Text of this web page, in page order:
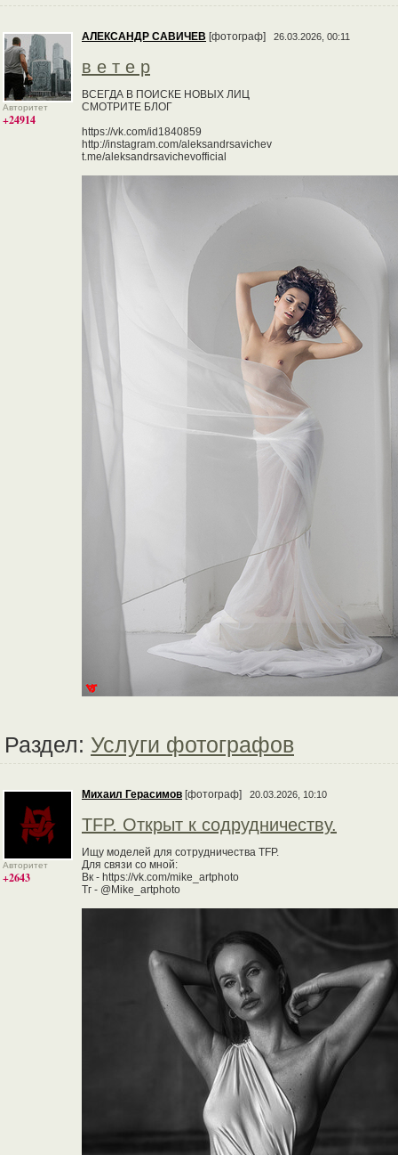
Авторитет
+24914
АЛЕКСАНДР САВИЧЕВ [фотограф] 26.03.2026, 00:11
в е т е р
ВСЕГДА В ПОИСКЕ НОВЫХ ЛИЦ
СМОТРИТЕ БЛОГ
https://vk.com/id1840859
http://instagram.com/aleksandrsavichev
t.me/aleksandrsavichevofficial
Раздел: Услуги фотографов
Авторитет
+2643
Михаил Герасимов [фотограф] 20.03.2026, 10:10
TFP. Открыт к содрудничеству.
Ищу моделей для сотрудничества TFP.
Для связи со мной:
Вк - https://vk.com/mike_artphoto
Тг - @Mike_artphoto